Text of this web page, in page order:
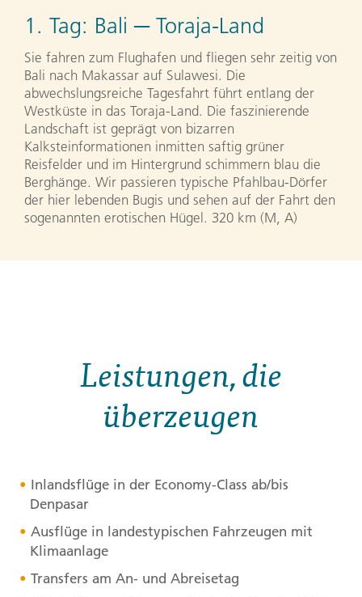
1. Tag: Bali ─ Toraja-Land
Sie fahren zum Flughafen und fliegen sehr zeitig von
Bali nach Makassar auf Sulawesi. Die
abwechslungsreiche Tagesfahrt führt entlang der
Westküste in das Toraja-Land. Die faszinierende
Landschaft ist geprägt von bizarren
Kalksteinformationen inmitten saftig grüner
Reisfelder und im Hintergrund schimmern blau die
Berghänge. Wir passieren typische Pfahlbau-Dörfer
der hier lebenden Bugis und sehen auf der Fahrt den
sogenannten erotischen Hügel. 320 km (M, A)
Leistungen, die
überzeugen
Inlandsflüge in der Economy-Class ab/bis
Denpasar
Ausflüge in landestypischen Fahrzeugen mit
Klimaanlage
Transfers am An- und Abreisetag